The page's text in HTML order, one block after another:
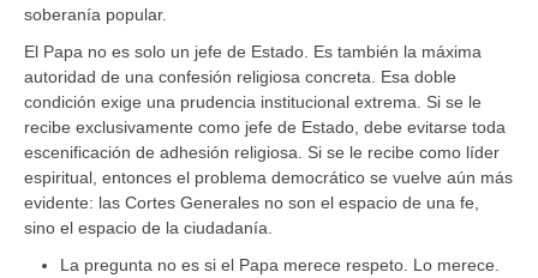
soberanía popular.
El Papa no es solo un jefe de Estado. Es también la máxima
autoridad de una confesión religiosa concreta. Esa doble
condición exige una prudencia institucional extrema. Si se le
recibe exclusivamente como jefe de Estado, debe evitarse toda
escenificación de adhesión religiosa. Si se le recibe como líder
espiritual, entonces el problema democrático se vuelve aún más
evidente: las Cortes Generales no son el espacio de una fe,
sino el espacio de la ciudadanía.
La pregunta no es si el Papa merece respeto. Lo merece.